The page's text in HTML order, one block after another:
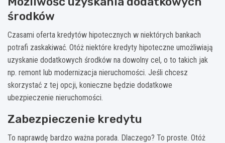
środków
Czasami oferta kredytów hipotecznych w niektórych bankach
potrafi zaskakiwać. Otóż niektóre kredyty hipoteczne umożliwiają
uzyskanie dodatkowych środków na dowolny cel, o to takich jak
np. remont lub modernizacja nieruchomości. Jeśli chcesz
skorzystać z tej opcji, konieczne będzie dodatkowe
ubezpieczenie nieruchomości.
Zabezpieczenie kredytu
To naprawdę bardzo ważna porada. Dlaczego? To proste. Otóż